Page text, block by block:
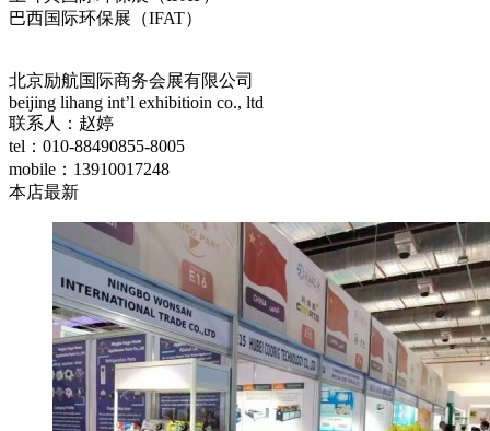
巴西国际环保展（IFAT）
北京励航国际商务会展有限公司
beijing lihang int’l exhibitioin co., ltd
联系人：赵婷
tel：010-88490855-8005
mobile：13910017248
本店最新